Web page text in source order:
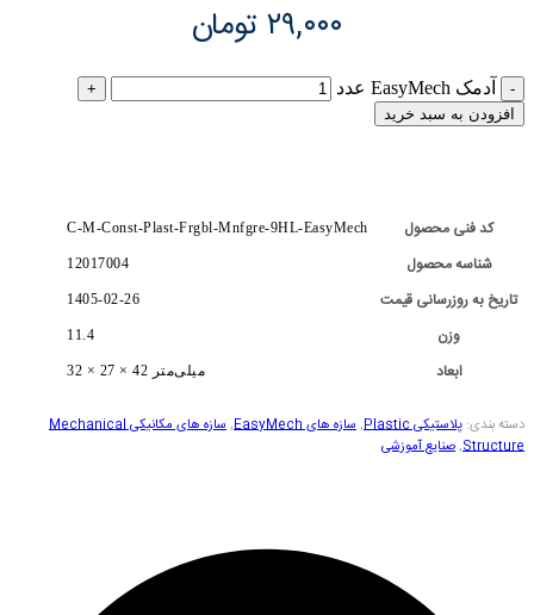
۲۹,۰۰۰ تومان
آدمک EasyMech عدد
افزودن به سبد خرید
کد فنی محصول C-M-Const-Plast-Frgbl-Mnfgre-9HL-EasyMech
شناسه محصول 12017004
تاریخ به روزرسانی قیمت 1405-02-26
وزن 11.4
ابعاد 32 × 27 × 42 میلی‌متر
دسته بندی: پلاستیکی Plastic ,سازه های EasyMech ,
سازه های مکانیکی Mechanical
Structure
,صنایع آموزشی